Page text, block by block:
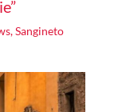
,Sangineto